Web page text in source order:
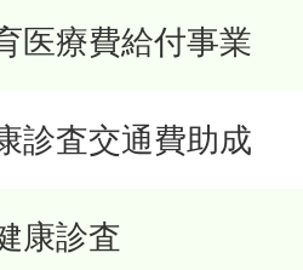
医療費給付事業
診査交通費助成
康診査